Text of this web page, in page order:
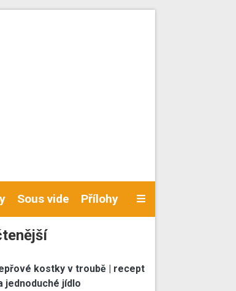
Sous vide Přílohy
kostky v troubě | recept
jednoduché jídlo